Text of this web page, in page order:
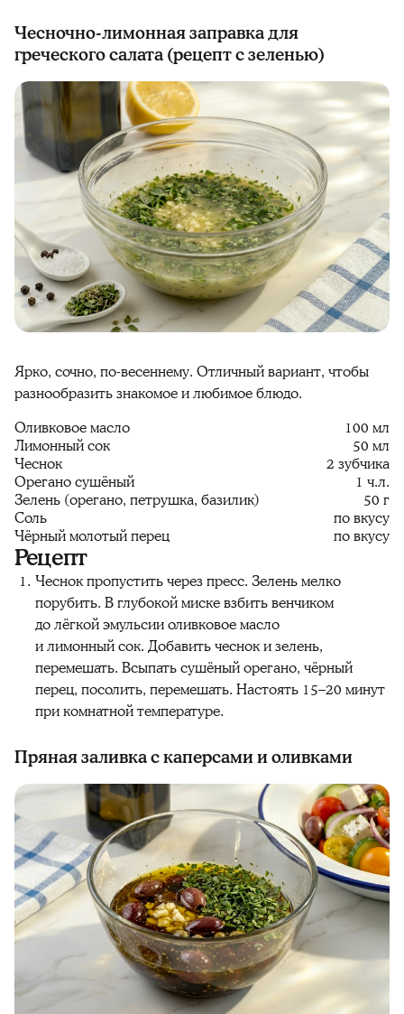
Чесночно-лимонная заправка для
греческого салата (рецепт с зеленью)
Ярко, сочно, по-весеннему. Отличный вариант, чтобы
разнообразить знакомое и любимое блюдо.
Оливковое масло
100 мл
Лимонный сок
50 мл
Чеснок
2 зубчика
Орегано сушёный
1 ч.л.
Зелень (орегано, петрушка, базилик)
50 г
Соль
по вкусу
Чёрный молотый перец
по вкусу
Рецепт
Чеснок пропустить через пресс. Зелень мелко
порубить. В глубокой миске взбить венчиком
до лёгкой эмульсии оливковое масло
и лимонный сок. Добавить чеснок и зелень,
перемешать. Всыпать сушёный орегано, чёрный
перец, посолить, перемешать. Настоять 15–20 минут
при комнатной температуре.
Пряная заливка с каперсами и оливками